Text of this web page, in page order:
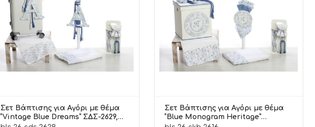
Σετ Βάπτισης για Αγόρι με θέμα
“Vintage Blue Dreams” ΣΔΣ-2629,
Σετ Βάπτισης για Αγόρι με θέμα
“Blue Monogram Heritage”